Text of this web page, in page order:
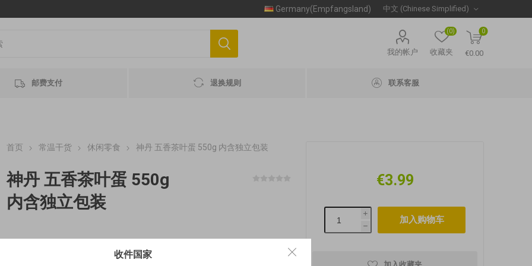
Germany(Empfangsland)
我的帐户 收藏夹
(0) 0
€0.00
邮费支付 退换规则 联系客服
首页 常温干货 休闲零食 神丹 五香茶叶蛋 550g 内含独立包装
神丹 五香茶叶蛋 550g
内含独立包装
€3.33 / 100 g MHD 最佳赏味期 2027-04-22
€3.99
i
h
收件国家